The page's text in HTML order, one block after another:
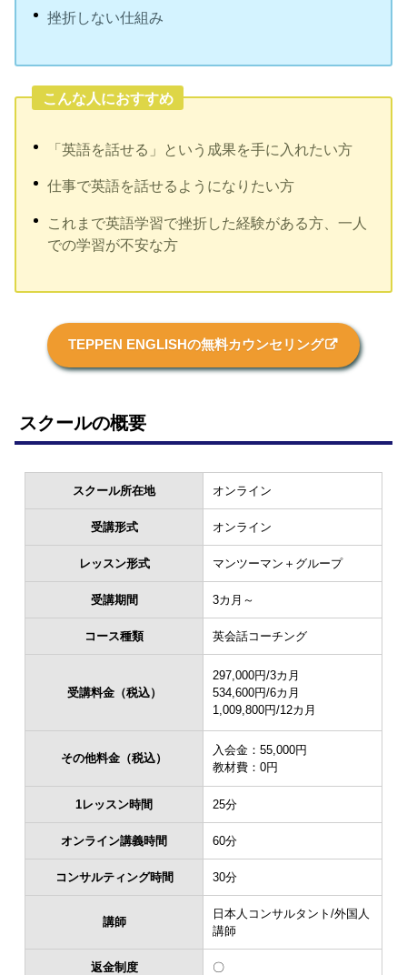
挫折しない仕組み
こんな人におすすめ
「英語を話せる」という成果を手に入れたい方
仕事で英語を話せるようになりたい方
これまで英語学習で挫折した経験がある方、一人
での学習が不安な方
TEPPEN ENGLISHの無料カウンセリング
スクールの概要
スクール所在地 オンライン
受講形式 オンライン
レッスン形式 マンツーマン＋グループ
受講期間 3カ月～
コース種類 英会話コーチング
受講料金（税込）
297,000円/3カ月
534,600円/6カ月
1,009,800円/12カ月
その他料金（税込）
入会金：55,000円
教材費：0円
1レッスン時間 25分
オンライン講義時間 60分
コンサルティング時間 30分
講師
日本人コンサルタント/外国人
講師
返金制度 〇